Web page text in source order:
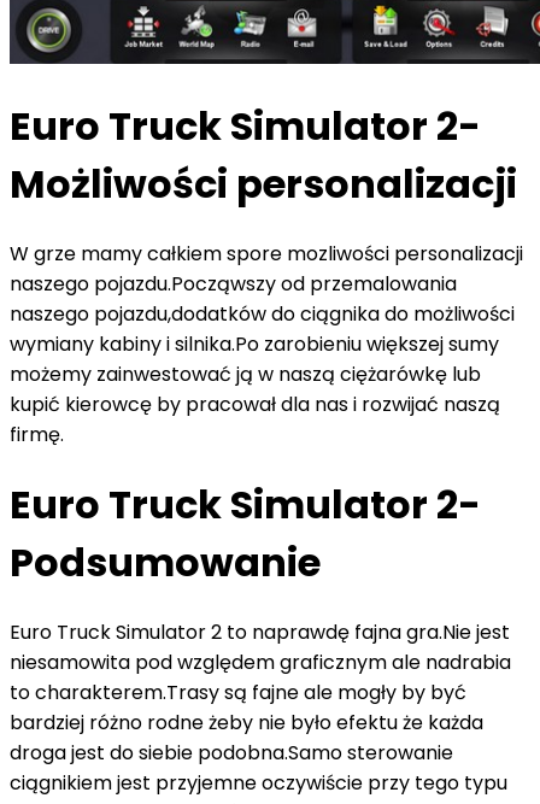
Euro Truck Simulator 2-
Możliwości personalizacji
W grze mamy całkiem spore mozliwości personalizacji
naszego pojazdu.Począwszy od przemalowania
naszego pojazdu,dodatków do ciągnika do możliwości
wymiany kabiny i silnika.Po zarobieniu większej sumy
możemy zainwestować ją w naszą ciężarówkę lub
kupić kierowcę by pracował dla nas i rozwijać naszą
firmę.
Euro Truck Simulator 2-
Podsumowanie
Euro Truck Simulator 2 to naprawdę fajna gra.Nie jest
niesamowita pod względem graficznym ale nadrabia
to charakterem.Trasy są fajne ale mogły by być
bardziej różno rodne żeby nie było efektu że każda
droga jest do siebie podobna.Samo sterowanie
ciągnikiem jest przyjemne oczywiście przy tego typu